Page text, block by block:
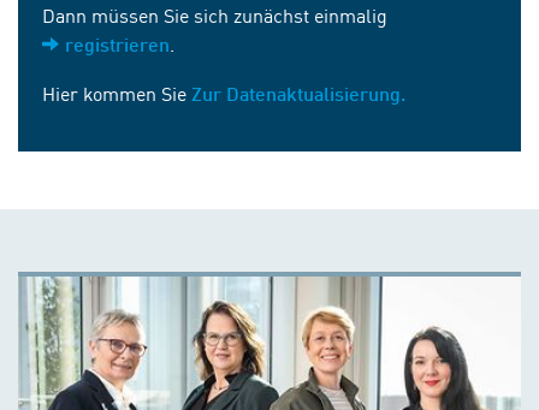
Dann müssen Sie sich zunächst einmalig
registrieren
Hier kommen Sie Zur Datenaktualisierung.